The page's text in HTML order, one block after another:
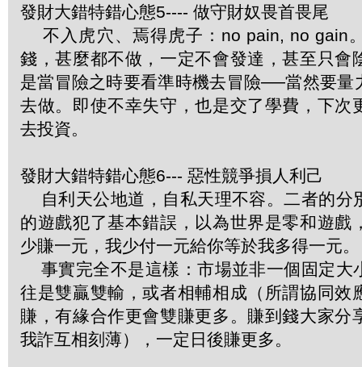
發財大錯特錯心態5---- 做守財奴畏首畏尾
不入虎穴、焉得虎子：no pain, no gain
錢，甚麼都不做，一定不會發達，甚至只會
是當冒險之時要看準時機去冒險──當然要量
去做。即使不幸失守，也是交了學費，下次
去投資。
發財大錯特錯心態6--- 惡性競爭損人利己
自利天公地道，自私天理不容。二者的分
的遊戲犯了基本錯誤，以為世界是零和遊戲
少賺一元，我少付一元給你等於我多得一元。
事實完全不是這樣：市場並非一個固定大
往是雙贏雙輸，或者相輔相成（所謂協同效
賺，有緣合作更會雙賺更多。賺到錢大家分
我詐互相刻薄），一定日後賺更多。